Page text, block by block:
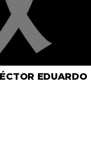
EDUARDO